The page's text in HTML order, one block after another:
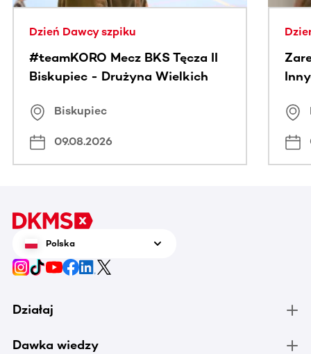
Dzień Dawcy szpiku
#teamKORO Mecz BKS Tęcza II
Biskupiec - Drużyna Wielkich
Biskupiec
09.08.2026
Polska
Działaj
Dawka wiedzy